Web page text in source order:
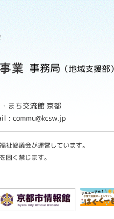
事務局 （地域支援部）
まち交流館 京都
: commu@kcsw.jp
協議会が運営しています。
く禁じます。